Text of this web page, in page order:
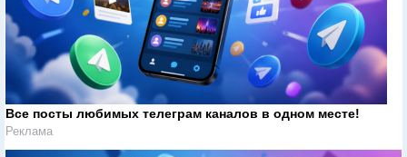
Все посты любимых телеграм каналов в одном месте!
Реклама